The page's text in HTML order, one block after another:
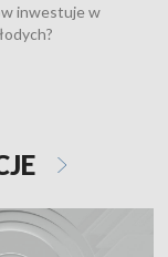
inwestuje w